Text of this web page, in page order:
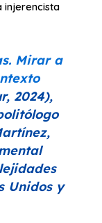
injerencista
Mirar a
2024),
Unidos y